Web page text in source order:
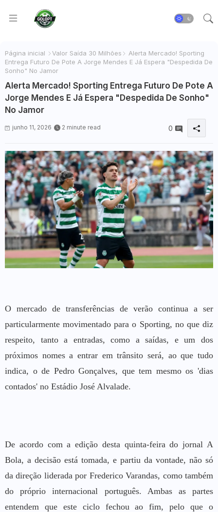
Página inicial Valor Saída 30 Milhões
Alerta Mercado! Sporting
Entrega Futuro De Pote A Jorge Mendes E Já Espera "Despedida De
Sonho" No Jamor
Alerta Mercado! Sporting Entrega Futuro De Pote A
Jorge Mendes E Já Espera "Despedida De Sonho"
No Jamor
junho 11, 2026 2 minute read 0
O mercado de transferências de verão continua a ser
particularmente movimentado para o Sporting, no que diz
respeito, tanto a entradas, como a saídas, e um dos
próximos nomes a entrar em trânsito será, ao que tudo
indica, o de Pedro Gonçalves, que tem mesmo os 'dias
contados' no Estádio José Alvalade.
De acordo com a edição desta quinta-feira do jornal A
Bola, a decisão está tomada, e partiu da vontade, não só
da direção liderada por Frederico Varandas, como também
do próprio internacional português. Ambas as partes
entendem que este ciclo fechou ao fim, pelo que o